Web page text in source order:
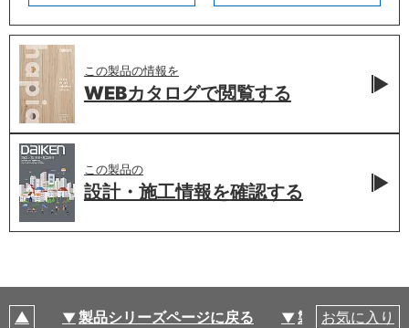
この製品の情報を
WEBカタログで閲覧する
この製品の
設計・施工情報を確認する
製品シリーズページに戻る 製品仕様
お気に入り